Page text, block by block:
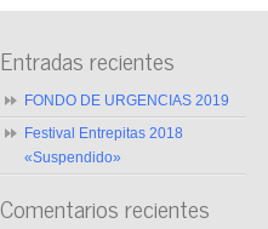
Entradas recientes
FONDO DE URGENCIAS 2019
Festival Entrepitas 2018
«Suspendido»
Comentarios recientes